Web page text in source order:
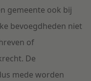
gemeente ook bij
bevoegdheden niet
of
De
mede worden